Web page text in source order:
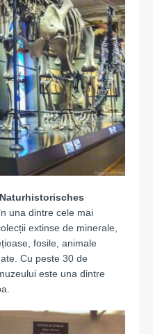
Naturhistorisches
una dintre cele mai
extinse de minerale,
fosile, animale
Cu peste 30 de
este una dintre